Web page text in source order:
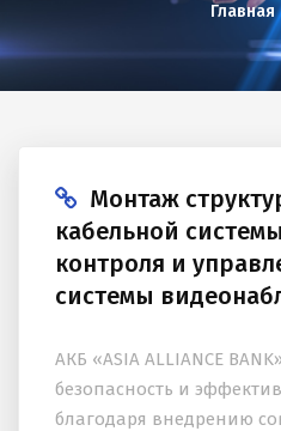
Главная
Монтаж
кабельной
контроля и
системы
АКБ «ASIA ALLIANCE
безопасность и
благодаря внедрению